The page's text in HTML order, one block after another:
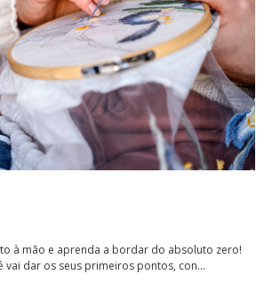
à mão e aprenda a bordar do absoluto zero!
vai dar os seus primeiros pontos, con...